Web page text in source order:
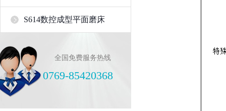
S614数控成型平面磨床
全国免费服务热线
0769-85420368